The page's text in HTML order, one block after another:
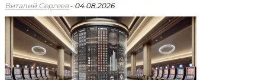
Виталий Сергеев - 04.08.2026